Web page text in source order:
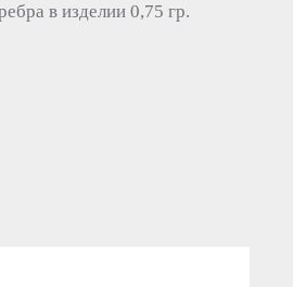
в изделии 0,75 гр.